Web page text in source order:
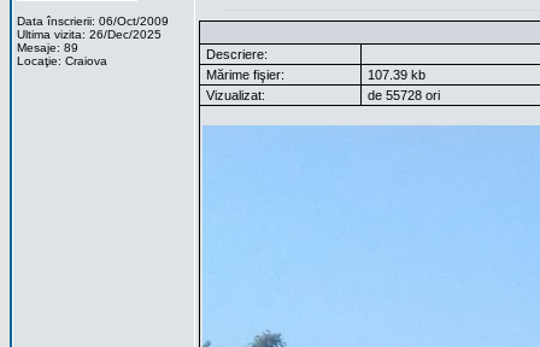
Data înscrierii: 06/Oct/2009
Ultima vizita: 26/Dec/2025
Mesaje: 89
Locaţie: Craiova
Descriere:
Mărime fişier:
107.39 kb
Vizualizat:
de 55728 ori